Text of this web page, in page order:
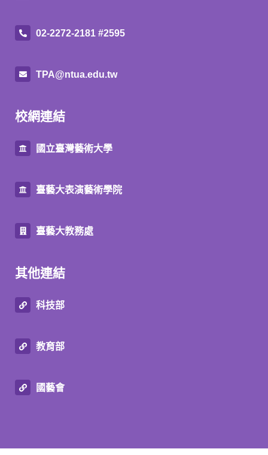
02-2272-2181 #2595
TPA@ntua.edu.tw
校網連結
國立臺灣藝術大學
臺藝大表演藝術學院
臺藝大教務處
其他連結
科技部
教育部
國藝會